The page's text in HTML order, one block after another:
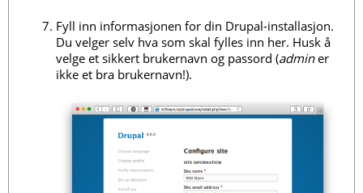
Fyll inn informasjonen for din Drupal-installasjon.
Du velger selv hva som skal fylles inn her. Husk å
velge et sikkert brukernavn og passord (adminer
ikke et bra brukernavn!).